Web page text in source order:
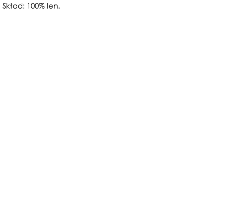
Skład: 100% len.